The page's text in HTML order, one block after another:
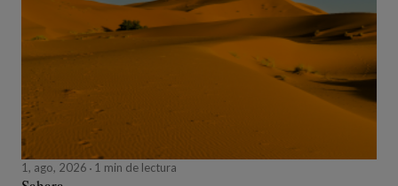
1, ago, 2026 1 min de lectura